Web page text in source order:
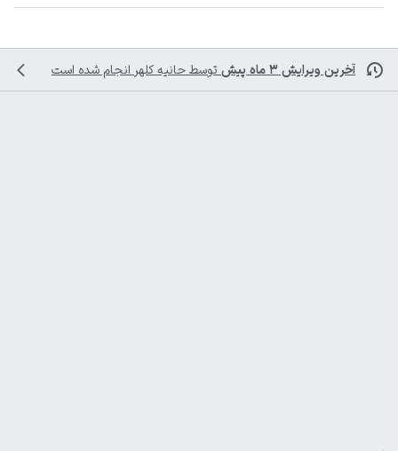
آخرین ویرایش ۳ ماه پیش توسط حانیه کلهر انجام شده است